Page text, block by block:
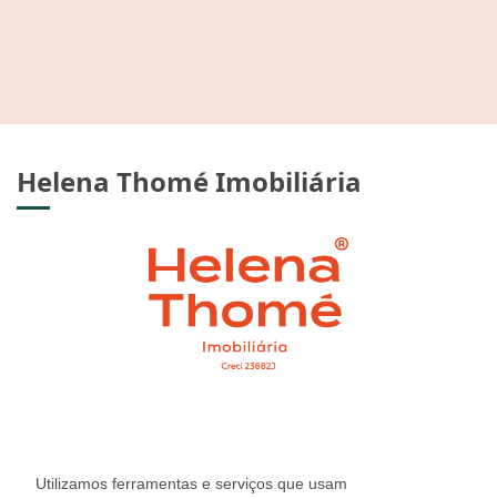
Utilizamos ferramentas e serviços que usam
Helena Thomé Imobiliária
Informações de Contato